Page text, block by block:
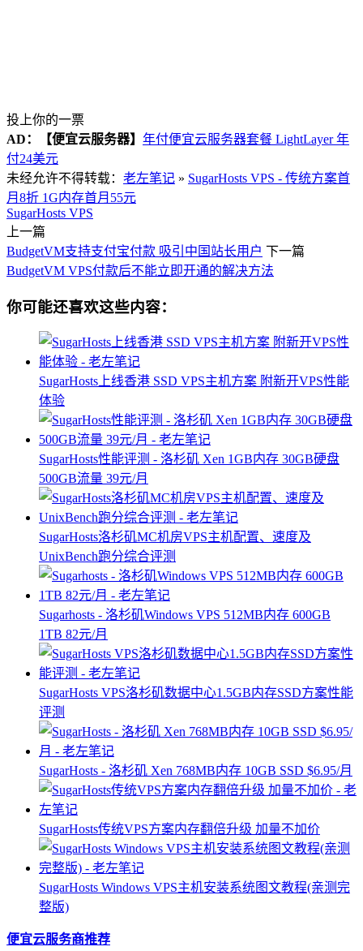
投上你的一票
AD：
【便宜云服务器】 年付便宜云服务器套餐 LightLayer 年
付24美元
未经允许不得转载： 老左笔记 » SugarHosts VPS - 传统方案首
月8折 1G内存首月55元
SugarHosts VPS
上一篇
BudgetVM支持支付宝付款 吸引中国站长用户 下一篇
BudgetVM VPS付款后不能立即开通的解决方法
你可能还喜欢这些内容：
SugarHosts上线香港 SSD VPS主机方案 附新开VPS性能
体验
SugarHosts性能评测 - 洛杉矶 Xen 1GB内存 30GB硬盘
500GB流量 39元/月
SugarHosts洛杉矶MC机房VPS主机配置、速度及
UnixBench跑分综合评测
Sugarhosts - 洛杉矶Windows VPS 512MB内存 600GB
1TB 82元/月
SugarHosts VPS洛杉矶数据中心1.5GB内存SSD方案性能
评测
SugarHosts - 洛杉矶 Xen 768MB内存 10GB SSD $6.95/月
SugarHosts传统VPS方案内存翻倍升级 加量不加价
SugarHosts Windows VPS主机安装系统图文教程(亲测完
整版)
便宜云服务商推荐